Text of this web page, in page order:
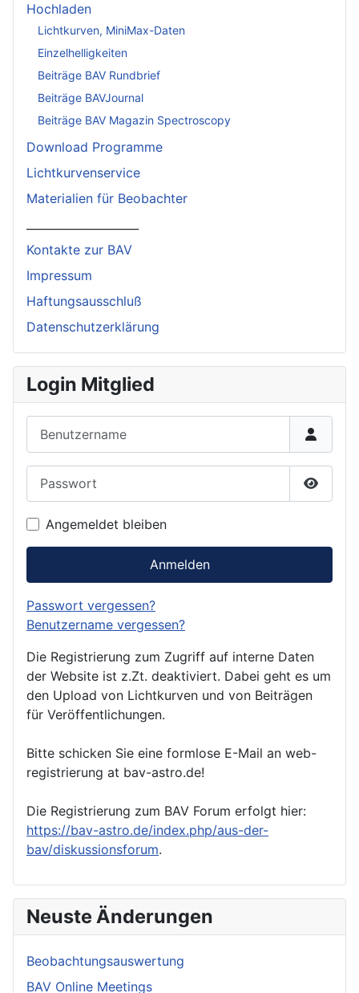
Hochladen
Lichtkurven, MiniMax-Daten
Einzelhelligkeiten
Beiträge BAV Rundbrief
Beiträge BAVJournal
Beiträge BAV Magazin Spectroscopy
Download Programme
Lichtkurvenservice
Materialien für Beobachter
Kontakte zur BAV
Impressum
Haftungsausschluß
Datenschutzerklärung
Login Mitglied
Angemeldet bleiben
Anmelden
Passwort vergessen?
Benutzername vergessen?
Die Registrierung zum Zugriff auf interne Daten
der Website ist z.Zt. deaktiviert. Dabei geht es um
den Upload von Lichtkurven und von Beiträgen
für Veröffentlichungen.
Bitte schicken Sie eine formlose E-Mail an web-
registrierung at bav-astro.de!
Die Registrierung zum BAV Forum erfolgt hier:
https://bav-astro.de/index.php/aus-der-
bav/diskussionsforum.
Neuste Änderungen
Beobachtungsauswertung
BAV Online Meetings